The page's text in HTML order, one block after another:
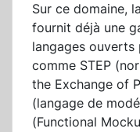
Sur ce domaine,
fournit déjà une
langages ouverts
comme STEP
the Exchange of
(langage de
(Functional